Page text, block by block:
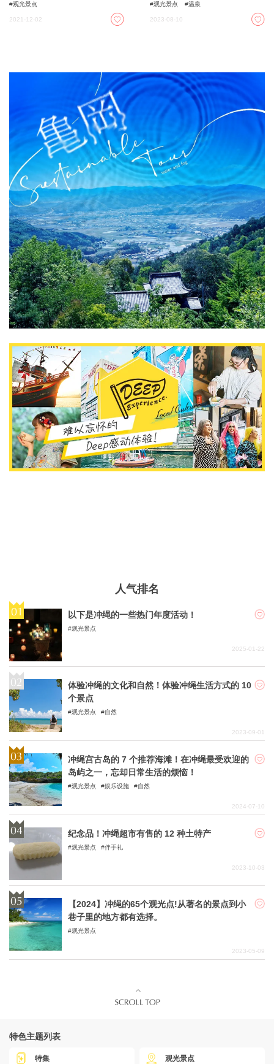
观光景点
2021-12-02
观光景点 温泉
2023-08-10
人气排名
以下是冲绳的一些热门年度活动！
观光景点
2025-01-22
体验冲绳的文化和自然！体验冲绳生活方式的 10
个景点
观光景点 自然
2023-09-01
冲绳宫古岛的 7 个推荐海滩！在冲绳最受欢迎的
岛屿之一，忘却日常生活的烦恼！
观光景点 娱乐设施 自然
2024-07-10
纪念品！冲绳超市有售的 12 种土特产
观光景点 伴手礼
2023-10-03
【2024】冲绳的65个观光点!从著名的景点到小
巷子里的地方都有选择。
观光景点
2023-05-09
特色主题列表
特集 观光景点